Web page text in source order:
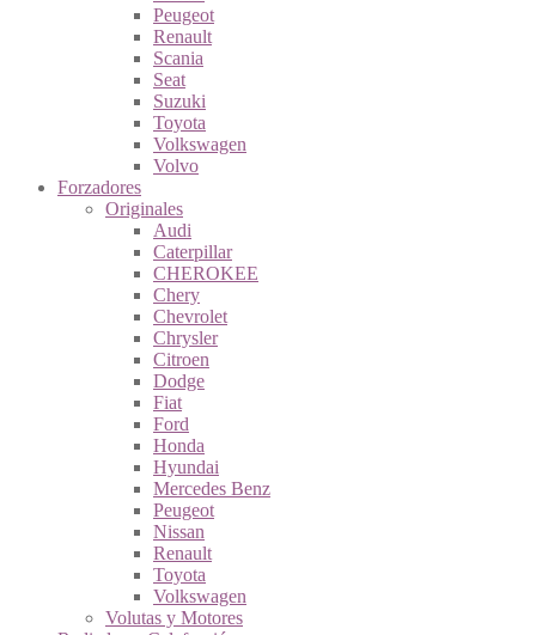
Peugeot
Renault
Scania
Seat
Suzuki
Toyota
Volkswagen
Volvo
Forzadores
Originales
Audi
Caterpillar
CHEROKEE
Chery
Chevrolet
Chrysler
Citroen
Dodge
Fiat
Ford
Honda
Hyundai
Mercedes Benz
Peugeot
Nissan
Renault
Toyota
Volkswagen
Volutas y Motores